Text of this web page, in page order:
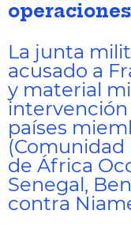
La junta
acusado a
y material
países
(Comunidad
de África
Senegal,
contra